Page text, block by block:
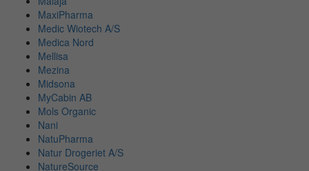
MaxiPharma
Medic Wiotech A/S
Medica Nord
Mellisa
Mezina
Midsona
MyCabin AB
Mols Organic
Nani
NatuPharma
Natur Drogeriet A/S
NatureSource